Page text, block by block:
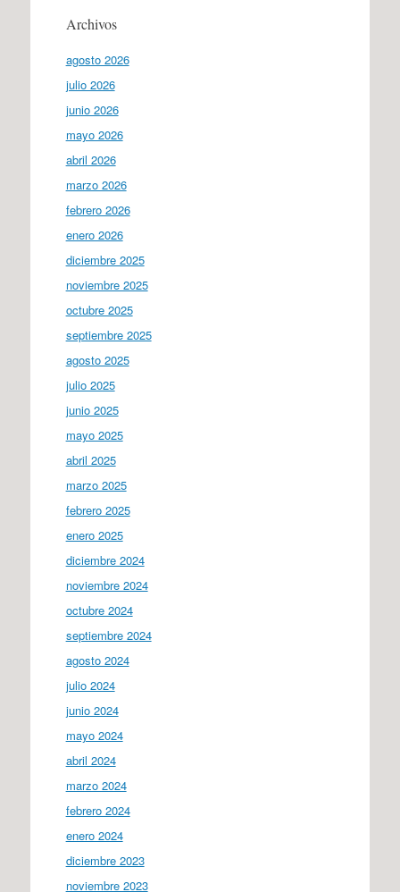
Archivos
agosto 2026
julio 2026
junio 2026
mayo 2026
abril 2026
marzo 2026
febrero 2026
enero 2026
diciembre 2025
noviembre 2025
octubre 2025
septiembre 2025
agosto 2025
julio 2025
junio 2025
mayo 2025
abril 2025
marzo 2025
febrero 2025
enero 2025
diciembre 2024
noviembre 2024
octubre 2024
septiembre 2024
agosto 2024
julio 2024
junio 2024
mayo 2024
abril 2024
marzo 2024
febrero 2024
enero 2024
diciembre 2023
noviembre 2023